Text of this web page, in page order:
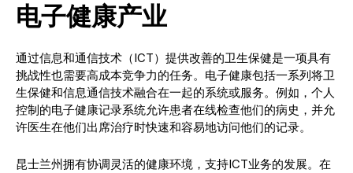
电子健康产业
通过信息和通信技术（ICT）提供改善的卫生保健是一项具有
挑战性也需要高成本竞争力的任务。电子健康包括一系列将卫
生保健和信息通信技术融合在一起的系统或服务。例如，个人
控制的电子健康记录系统允许患者在线检查他们的病史，并允
许医生在他们出席治疗时快速和容易地访问他们的记录。
昆士兰州拥有协调灵活的健康环境，支持ICT业务的发展。在